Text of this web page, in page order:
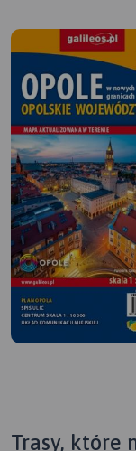
Trasy, które